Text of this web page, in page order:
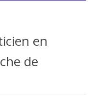
en
de